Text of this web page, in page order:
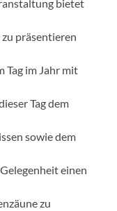
bietet
präsentieren
Tag im Jahr mit
Tag dem
sowie dem
einen
zu